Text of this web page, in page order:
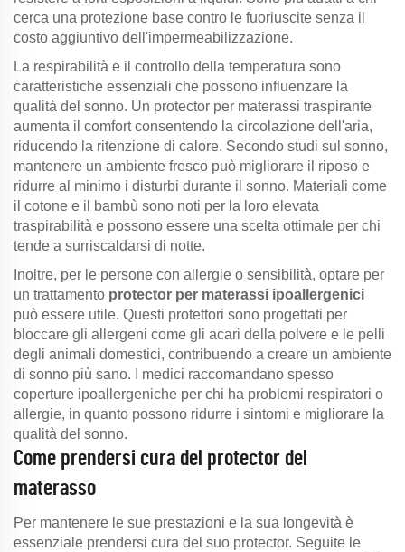
cerca una protezione base contro le fuoriuscite senza il
costo aggiuntivo dell'impermeabilizzazione.
La respirabilità e il controllo della temperatura sono
caratteristiche essenziali che possono influenzare la
qualità del sonno. Un protector per materassi traspirante
aumenta il comfort consentendo la circolazione dell'aria,
riducendo la ritenzione di calore. Secondo studi sul sonno,
mantenere un ambiente fresco può migliorare il riposo e
ridurre al minimo i disturbi durante il sonno. Materiali come
il cotone e il bambù sono noti per la loro elevata
traspirabilità e possono essere una scelta ottimale per chi
tende a surriscaldarsi di notte.
Inoltre, per le persone con allergie o sensibilità, optare per
un trattamento protector per materassi ipoallergenici
può essere utile. Questi protettori sono progettati per
bloccare gli allergeni come gli acari della polvere e le pelli
degli animali domestici, contribuendo a creare un ambiente
di sonno più sano. I medici raccomandano spesso
coperture ipoallergeniche per chi ha problemi respiratori o
allergie, in quanto possono ridurre i sintomi e migliorare la
qualità del sonno.
Come prendersi cura del protector del
materasso
Per mantenere le sue prestazioni e la sua longevità è
essenziale prendersi cura del suo protector. Seguite le